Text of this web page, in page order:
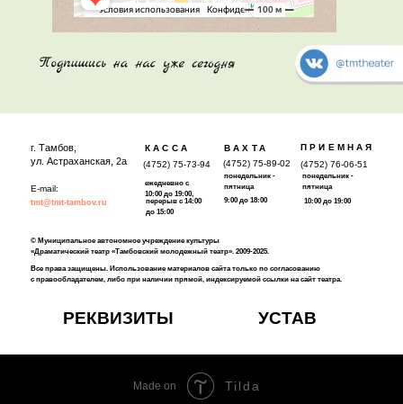
(4752) 75-73-94
ВАХТА
(4752) 75-89-02
ПРИЕМНАЯ
(4752) 76-06-51
г. Тамбов,
ежедневно с
10:00 до 19:00,
понедельник -
пятница
10:00 до 19:00
понедельник -
пятница
9:00 до 18:00
перерыв с 14:00
до 15:00
© Муниципальное автономное учреждение культуры
«Драматический театр «Тамбовский молодежный театр». 2009-2025.
Все права защищены. Использование материалов сайта только по согласованию
с правообладателем, либо при наличии прямой, индексируемой ссылки на сайт театра.
ул. Астраханская, 2а
КАССА
tmt@tmt-tambov.ru
E-mail:
РЕКВИЗИТЫ УСТАВ
Made on Tilda